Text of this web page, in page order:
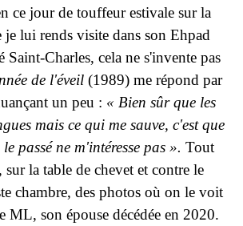
ce jour de touffeur estivale sur la
lui rends visite dans son Ehpad
Saint-Charles, cela ne s'invente pas
de l'éveil (1989) me répond par
un peu : « Bien sûr que les
mais ce qui me sauve, c'est que
passé ne m'intéresse pas ». Tout
la table de chevet et contre le
chambre, des photos où on le voit
ML, son épouse décédée en 2020.